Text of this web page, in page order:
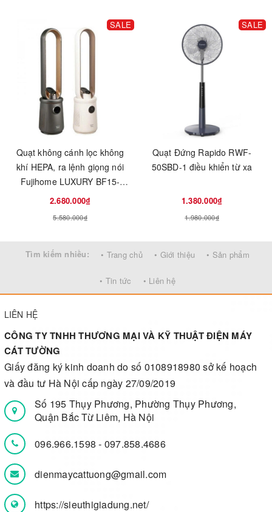
SALE
Quạt không cánh lọc không
khí HEPA, ra lệnh giọng nói
Fujihome LUXURY BF15-
HEPA-VOICE
2.680.000₫
5.580.000₫
SALE
Quạt Đứng Rapido RWF-
50SBD-1 điều khiển từ xa
1.380.000₫
1.980.000₫
Tìm kiếm nhiều: • Trang chủ • Giới thiệu • Sản phẩm
• Tin tức • Liên hệ
LIÊN HỆ
CÔNG TY TNHH THƯƠNG MẠI VÀ KỸ THUẬT ĐIỆN MÁY
CÁT TƯỜNG
Giấy đăng ký kinh doanh do số 0108918980 sở kế hoạch
và đầu tư Hà Nội cấp ngày 27/09/2019
Số 195 Thụy Phương, Phường Thụy Phương,
Quận Bắc Từ Liêm, Hà Nội
096.966.1598- 097.858.4686
dienmaycattuong@gmail.com
https://sieuthigiadung.net/